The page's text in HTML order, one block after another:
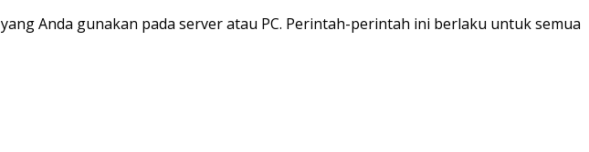
yang Anda gunakan pada server atau PC. Perintah-perintah ini berlaku untuk semua